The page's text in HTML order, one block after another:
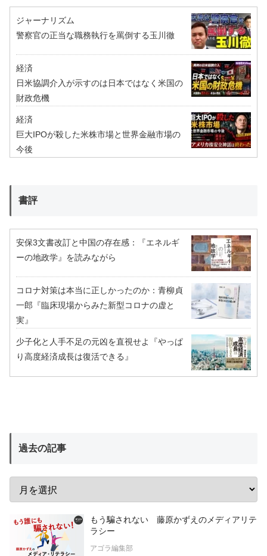
ジャーナリズム
警察官の正当な職務執行を罵倒する玉川徹
経済
日米協調介入が示すのは日本ではなく米国の
財政危機
経済
巨大IPOが殺した米株市場と世界金融市場の
今後
書評
安保3文書改訂と中国の存在感：『エネルギ
ーの地政学』を読みながら
コロナ対策は本当に正しかったのか：青柳貞
一郎『臨床現場からみた新型コロナの虚と
実』
少子化と人手不足の元凶を直視せよ『やっぱ
り高度経済成長は復活できる』
過去の記事
もう騙されない 藤原かずえのメディアリテ
ラシー
アゴラ編集部